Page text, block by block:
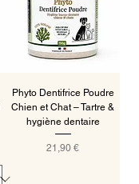
Phyto Dentifrice Poudre
Chien et Chat – Tartre &
hygiène dentaire
Prix
21,90 €